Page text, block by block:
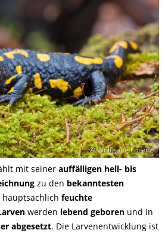
© Wolfgang Lorenz
mit seiner auffälligen hell- bis
zu den bekanntesten
hauptsächlich feuchte
werden lebend geboren und in
abgesetzt. Die Larvenentwicklung ist